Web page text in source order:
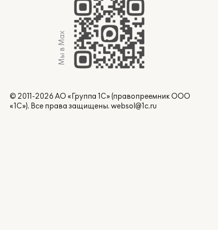
Мы в Max
© 2011-2026 АО «Группа 1С» (правопреемник ООО
«1С»). Все права защищены. websol@1c.ru